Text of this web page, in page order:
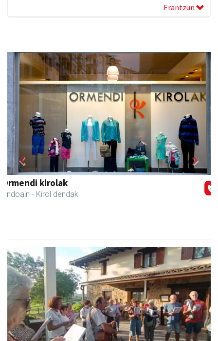
Erantzun
Hiru Jatetxea
Andoain - Tabernak
Previous Next